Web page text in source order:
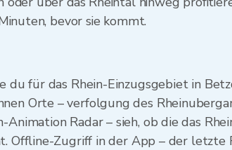
bevor sie kommt.
du für das Rhein-Einzugsgebiet in
Orte – verfolgung des
Radar – sieh, ob die das
Offline-Zugriff in der App – der